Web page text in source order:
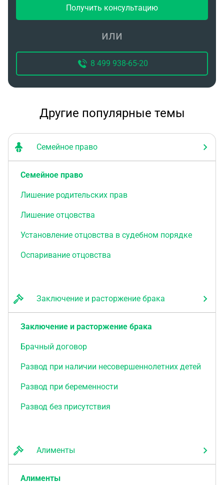
Получить консультацию
или
8 499 938-65-20
Другие популярные темы
Семейное право
Семейное право
Лишение родительских прав
Лишение отцовства
Установление отцовства в судебном порядке
Оспаривание отцовства
Заключение и расторжение брака
Заключение и расторжение брака
Брачный договор
Развод при наличии несовершеннолетних детей
Развод при беременности
Развод без присутствия
Алименты
Алименты